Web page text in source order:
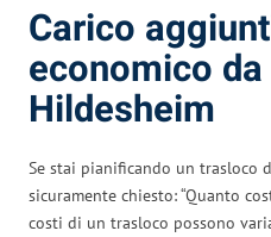
Carico
economico
Hildesheim
Se stai pianificando un trasloco
sicuramente chiesto: “Quanto
costi di un trasloco possono